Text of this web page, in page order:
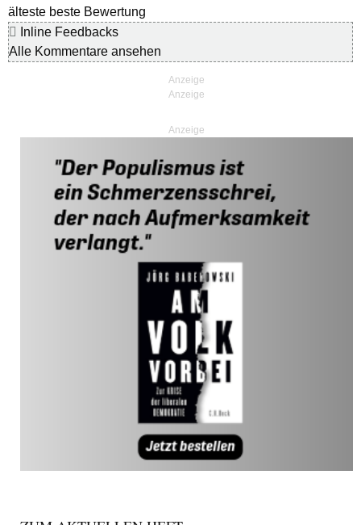
älteste beste Bewertung
Inline Feedbacks
Alle Kommentare ansehen
Anzeige